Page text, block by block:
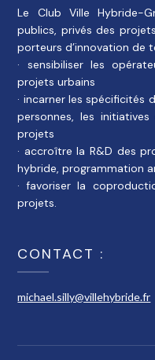
Le Club Ville Hybride-
publics, privés des
porteurs d’innovation de
· sensibiliser les
projets urbains
· incarner les spécificités
personnes, les
projets
· accroître la R&D des
hybride, programmation
· favoriser la
projets.
CONTACT :
michael.silly@villehybride.fr